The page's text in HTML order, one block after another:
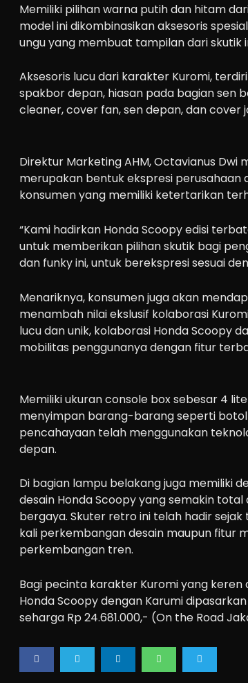
Motorcycle
Ride
n
Modification
Tips
Community
Accessories
Lifestyle
About
us
Search
Memiliki pilihan warna putih dan hitam
model ini dikombinasikan aksesoris
ungu yang membuat tampilan dari skutik
Aksesoris lucu dari karakter Kuromi,
spakbor depan, hiasan pada bagian sen
cleaner, cover fan, sen depan, dan cover
Direktur Marketing AHM, Octavianus Dwi
merupakan bentuk ekspresi perusahaan
konsumen yang memiliki ketertarikan
“Kami hadirkan Honda Scoopy edisi
untuk memberikan pilihan skutik bagi
dan funky ini, untuk berekspresi sesuai
Menariknya, konsumen juga akan
menambah nilai ekslusif kolaborasi
lucu dan unik, kolaborasi Honda Scoopy
mobilitas penggunanya dengan fitur
Memiliki ukuran console box sebesar 4
menyimpan barang-barang seperti botol
pencahayaan telah menggunakan
depan.
Di bagian lampu belakang juga memiliki
desain Honda Scoopy yang semakin
bergaya. Skuter retro ini telah hadir sejak
kali perkembangan desain maupun fitur
perkembangan tren.
Bagi pecinta karakter Kuromi yang keren
Honda Scoopy dengan Karumi
seharga Rp 24.681.000,- (On the Road